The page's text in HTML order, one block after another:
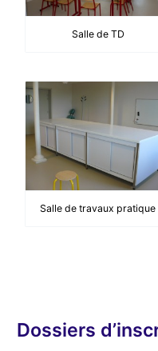
Salle de TD
Salle de travaux pratique
Dossiers